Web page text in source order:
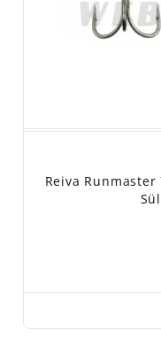
Reiva Runmaster